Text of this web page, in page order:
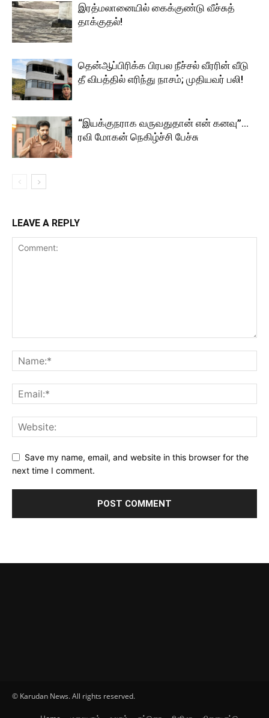
இரத்மலானையில் கைக்குண்டு வீச்சுத்
தாக்குதல்!
தென்ஆப்பிரிக்க பிரபல நீச்சல் வீரரின் வீடு
தீ விபத்தில் எரிந்து நாசம்; முதியவர் பலி!
“இயக்குநராக வருவதுதான் என் கனவு”…
ரவி மோகன் நெகிழ்ச்சி பேச்சு
LEAVE A REPLY
Save my name, email, and website in this browser for the
next time I comment.
© Karudan News. All rights reserved.